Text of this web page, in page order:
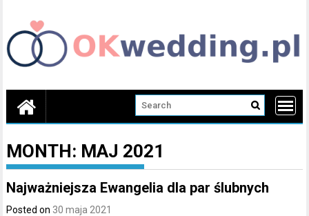
content
MONTH: MAJ 2021
Najważniejsza Ewangelia dla par ślubnych
Posted on 30 maja 2021